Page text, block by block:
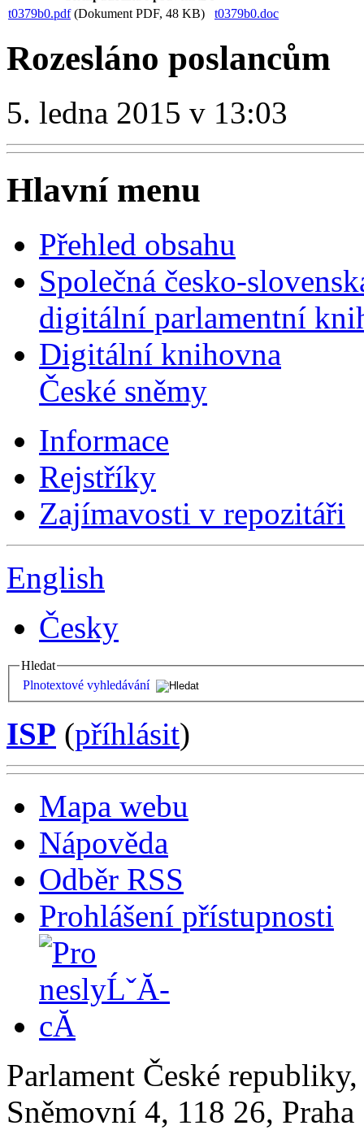
t0379b0.pdf(Dokument PDF, 48 KB) t0379b0.doc
Rozesláno poslancům
5. ledna 2015 v 13:03
Hlavní menu
Přehled obsahu
Společná česko-
digitální parlamentní
Digitální knihovna
České sněmy
Informace
Rejstříky
Zajímavosti v repozitáři
English
Česky
Hledat
Plnotextové vyhledávání
ISP (příhlásit)
Mapa webu
Nápověda
Odběr RSS
Prohlášení přístupnosti
Parlament České
Sněmovní 4, 118 26,